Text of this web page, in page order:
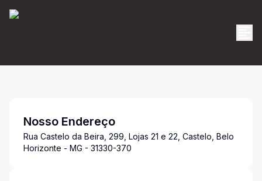
Nosso Endereço
Rua Castelo da Beira, 299, Lojas 21 e 22, Castelo, Belo
Horizonte - MG - 31330-370